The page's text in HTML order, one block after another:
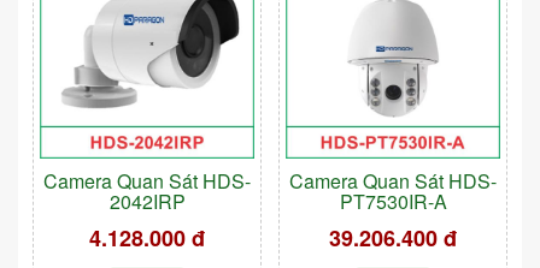
Camera Quan Sát HDS-
2042IRP
4.128.000 đ
Camera Quan Sát HDS-
PT7530IR-A
39.206.400 đ